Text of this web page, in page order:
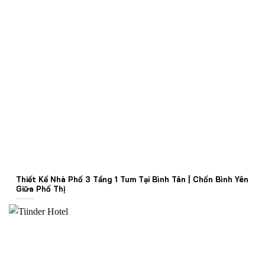
Thiết Kế Nhà Phố 3 Tầng 1 Tum Tại Bình Tân | Chốn Bình Yên
Giữa Phố Thị